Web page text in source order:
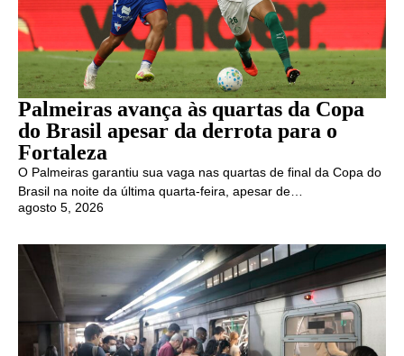
Palmeiras avança às quartas da Copa
do Brasil apesar da derrota para o
Fortaleza
O Palmeiras garantiu sua vaga nas quartas de final da Copa do
Brasil na noite da última quarta-feira, apesar de…
agosto 5, 2026